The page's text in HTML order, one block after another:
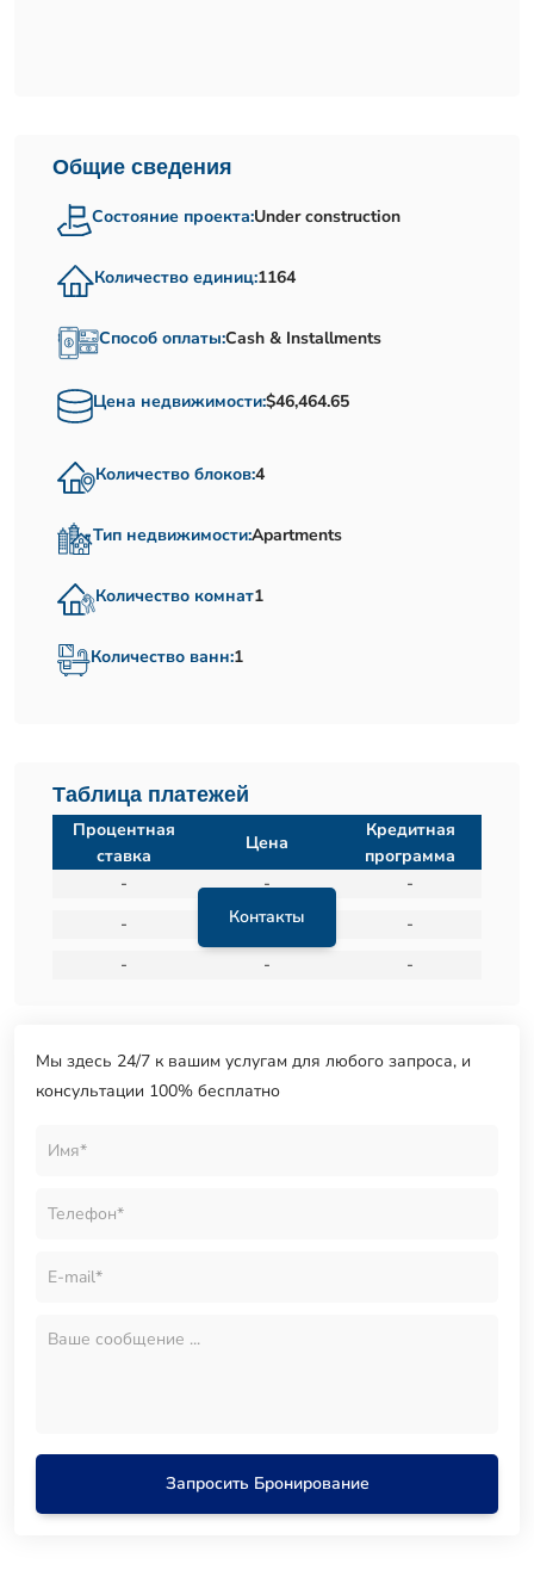
Общие сведения
Состояние проекта:Under construction
Количество единиц:1164
Способ оплаты:Cash & Installments
Цена недвижимости:$46,464.65
Количество блоков:4
Тип недвижимости:Apartments
Количество комнат1
Количество ванн:1
Таблица платежей
Контакты
Процентная
ставка
Цена
Кредитная
программа
-
-
-
-
-
-
-
- -
Мы здесь 24/7 к вашим услугам для любого запроса, и
консультации 100% бесплатно
Запросить Бронирование